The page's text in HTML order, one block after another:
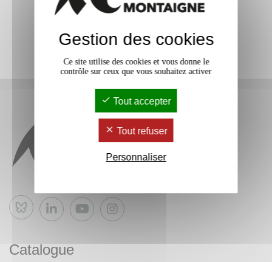
Bluesky
Catalogue
Gestion des cookies
Ce site utilise des cookies et vous donne le
contrôle sur ceux que vous souhaitez activer
Tout accepter
Tout refuser
Personnaliser